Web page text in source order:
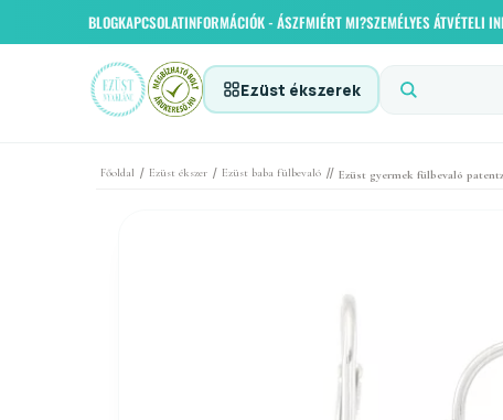
BLOGKAPCSOLATINFORMÁCIÓK - ÁSZFMIÉRT MI?SZEMÉLYES ÁTVÉTELI
Ezüst ékszerek
Főoldal / Ezüst ékszer / Ezüst baba fülbevaló // Ezüst gyermek fülbevaló